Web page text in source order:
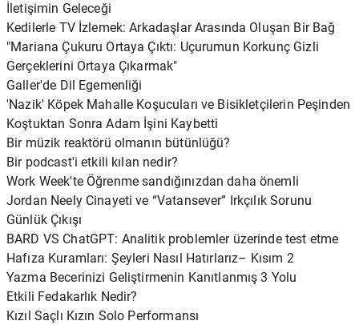
İletişimin Geleceği
Kedilerle TV İzlemek: Arkadaşlar Arasında Oluşan Bir Bağ
"Mariana Çukuru Ortaya Çıktı: Uçurumun Korkunç Gizli
Gerçeklerini Ortaya Çıkarmak"
Galler'de Dil Egemenliği
'Nazik' Köpek Mahalle Koşucuları ve Bisikletçilerin Peşinden
Koştuktan Sonra Adam İşini Kaybetti
Bir müzik reaktörü olmanın bütünlüğü?
Bir podcast'i etkili kılan nedir?
Work Week'te Öğrenme sandığınızdan daha önemli
Jordan Neely Cinayeti ve “Vatansever” Irkçılık Sorunu
Günlük Çıkışı
BARD VS ChatGPT: Analitik problemler üzerinde test etme
Hafıza Kuramları: Şeyleri Nasıl Hatırlarız– Kısım 2
Yazma Becerinizi Geliştirmenin Kanıtlanmış 3 Yolu
Etkili Fedakarlık Nedir?
Kızıl Saçlı Kızın Solo Performansı